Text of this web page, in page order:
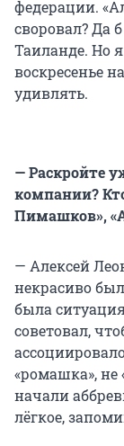
федерации.
своровал? Да
Таиланде. Но
воскресенье
удивлять.
— Раскройте
компании?
Пимашков»,
— Алексей
некрасиво
была
советовал,
«ромашка», не
начали
лёгкое,